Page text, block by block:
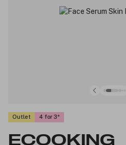
Outlet 4 for 3
ECOOKING